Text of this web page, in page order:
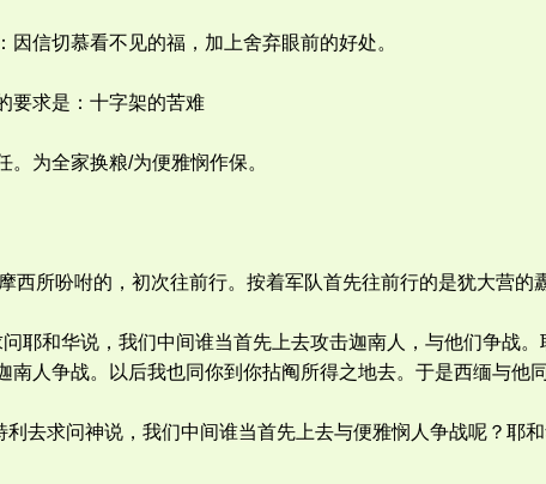
信切慕看不见的福，加上舍弃眼前的好处。
要求是：十字架的苦难
为全家换粮/为便雅悯作保。
所吩咐的，初次往前行。按着军队首先往前行的是犹大营的
耶和华说，我们中间谁当首先上去攻击迦南人，与他们争战
人争战。以后我也同你到你拈阄所得之地去。于是西缅与他同
去求问神说，我们中间谁当首先上去与便雅悯人争战呢？耶和